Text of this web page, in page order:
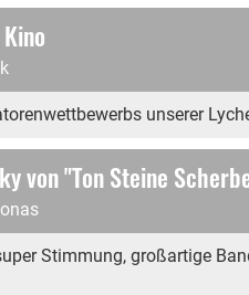
unserer
von "Ton Steine
Stimmung, großartige